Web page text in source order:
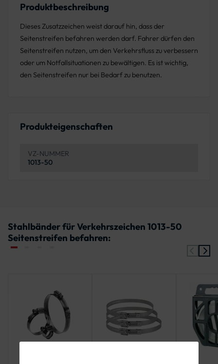
Produktbeschreibung
Dieses Zusatzzeichen weist darauf hin, dass der
Seitenstreifen befahren werden darf. Fahrer dürfen den
Seitenstreifen nutzen, um den Verkehrsfluss zu verbessern
oder um Notfallsituationen zu bewältigen. Es ist wichtig,
den Seitenstreifen nur bei Bedarf zu benutzen.
Produkteigenschaften
VZ-NUMMER
1013-50
Stahlbänder für Verkehrszeichen 1013-50
Seitenstreifen befahren: